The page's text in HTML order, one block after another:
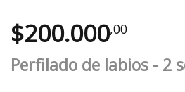
$200.000,00
Perfilado de labios - 2